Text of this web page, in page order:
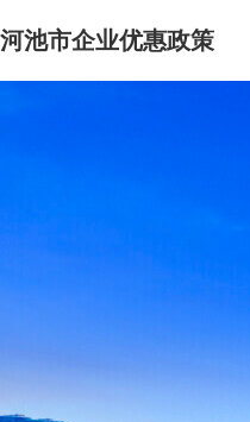
河池市企业优惠政策